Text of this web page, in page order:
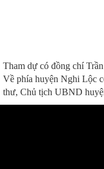
Tham dự có đồng chí
Về phía huyện Nghi Lộc
thư, Chủ tịch UBND